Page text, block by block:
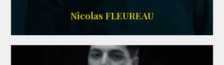
Nicolas FLEUREAU